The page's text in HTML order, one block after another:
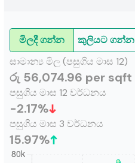
මිලදී ගන්න කුලියට ගන්න
සාමාන්‍ය මිල (පසුගිය මාස 12)
රු 56,074.96 per sqft
පසුගිය මාස 12 වර්ධනය
-2.17%
පසුගිය මාස 3 වර්ධනය
15.97%